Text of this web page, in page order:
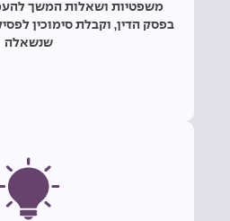
משפטיות ושאלות המשך
בפסק הדין, וקבלת סימוכין
שנשאלה